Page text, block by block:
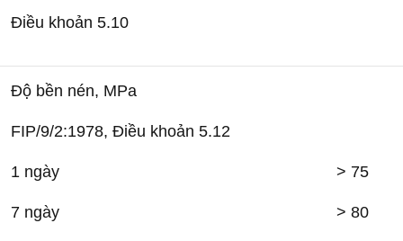
Điều khoản 5.10
Độ bền nén, MPa
FIP/9/2:1978, Điều khoản 5.12
1 ngày
7 ngày
> 75
> 80